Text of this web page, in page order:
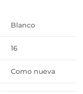
Blanco
16
Como nueva